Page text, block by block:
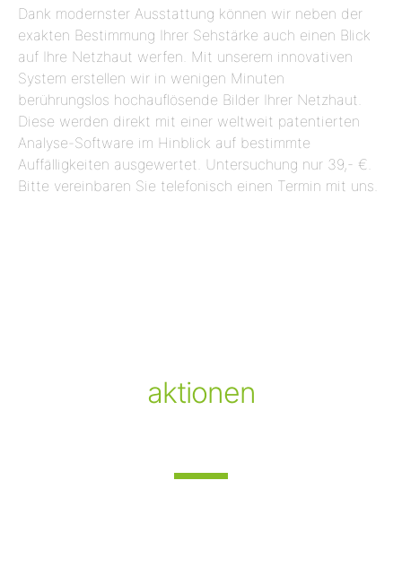
Dank modernster Ausstattung können wir neben der
exakten Bestimmung Ihrer Sehstärke auch einen Blick
auf Ihre Netzhaut werfen. Mit unserem innovativen
System erstellen wir in wenigen Minuten
berührungslos hochauflösende Bilder Ihrer Netzhaut.
Diese werden direkt mit einer weltweit patentierten
Analyse-Software im Hinblick auf bestimmte
Auffälligkeiten ausgewertet. Untersuchung nur 39,- €.
Bitte vereinbaren Sie telefonisch einen Termin mit uns.
aktionen